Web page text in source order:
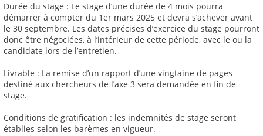
Durée du stage : Le stage d’une durée de 4 mois pourra
démarrer à compter du 1er mars 2025 et devra s’achever avant
le 30 septembre. Les dates précises d’exercice du stage pourront
donc être négociées, à l’intérieur de cette période, avec le ou la
candidate lors de l’entretien.
Livrable : La remise d’un rapport d’une vingtaine de pages
destiné aux chercheurs de l’axe 3 sera demandée en fin de
stage.
Conditions de gratification : les indemnités de stage seront
établies selon les barèmes en vigueur.